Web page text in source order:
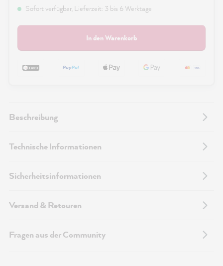
Sofort verfügbar, Lieferzeit: 3 bis 6 Werktage
In den Warenkorb
Beschreibung
Technische Informationen
Sicherheitsinformationen
Versand & Retouren
Fragen aus der Community